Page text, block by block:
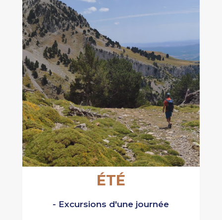
ÉTÉ
- Excursions d'une journée